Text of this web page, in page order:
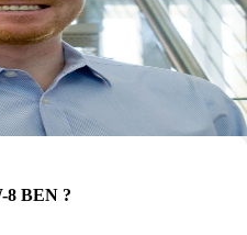
chez Remote, où il a dirigé le
sur l’emploi mondial, la
paie et le télétravail.
8 BEN ?